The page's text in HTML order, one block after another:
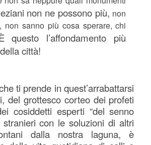
non ne possono più, non
non sanno più cosa sperare, chi
questo l’affondamento più
città!
ti prende in quest’arrabattarsi
del grottesco corteo dei profeti
cosiddetti esperti “del senno
stranieri con le soluzioni di altri
dalla nostra laguna, è